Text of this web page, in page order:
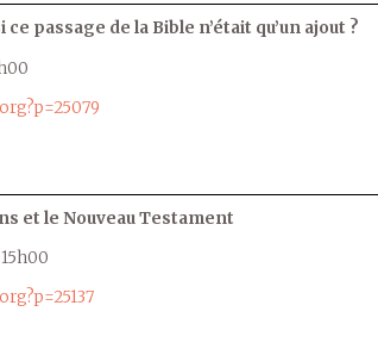
ce passage de la Bible n’était qu’un ajout ?
et le Nouveau Testament
15h00